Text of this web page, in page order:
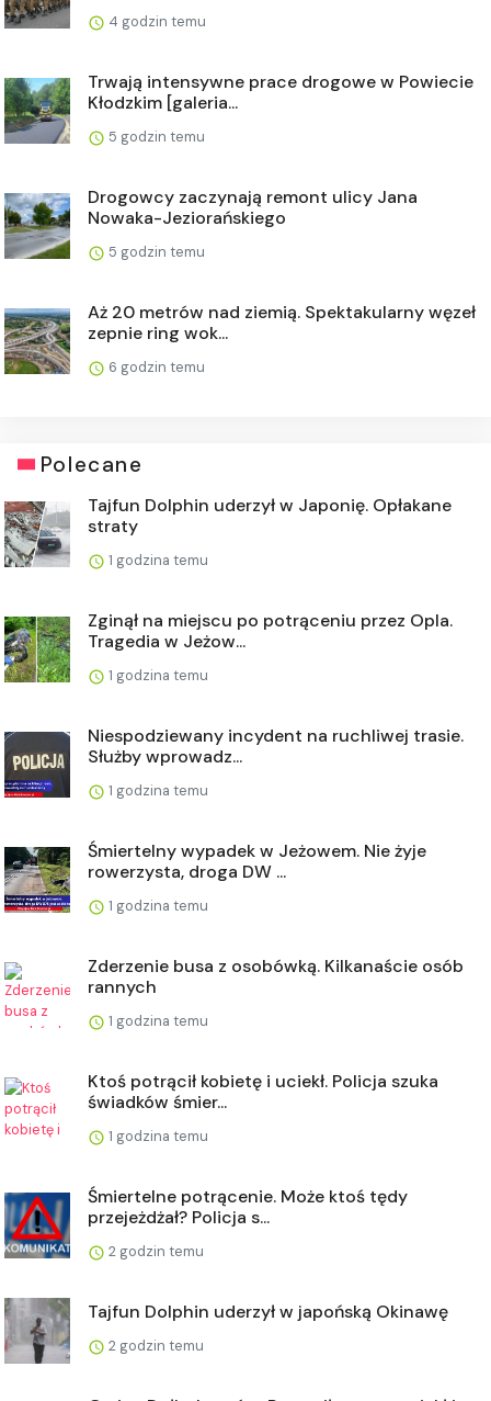
4 godzin temu
Trwają intensywne prace drogowe w Powiecie
Kłodzkim [galeria...
5 godzin temu
Drogowcy zaczynają remont ulicy Jana
Nowaka-Jeziorańskiego
5 godzin temu
Aż 20 metrów nad ziemią. Spektakularny węzeł
zepnie ring wok...
6 godzin temu
Polecane
Tajfun Dolphin uderzył w Japonię. Opłakane
straty
1 godzina temu
Zginął na miejscu po potrąceniu przez Opla.
Tragedia w Jeżow...
1 godzina temu
Niespodziewany incydent na ruchliwej trasie.
Służby wprowadz...
1 godzina temu
Śmiertelny wypadek w Jeżowem. Nie żyje
rowerzysta, droga DW ...
1 godzina temu
Zderzenie busa z osobówką. Kilkanaście osób
rannych
1 godzina temu
Ktoś potrącił kobietę i uciekł. Policja szuka
świadków śmier...
1 godzina temu
Śmiertelne potrącenie. Może ktoś tędy
przejeżdżał? Policja s...
2 godzin temu
Tajfun Dolphin uderzył w japońską Okinawę
2 godzin temu